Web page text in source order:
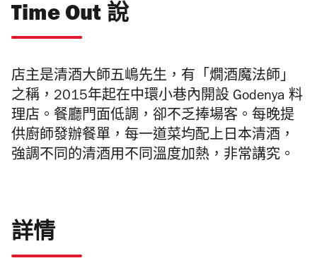
Time Out 說
店主是清酒大師五嶋先生，有「燗酒魔法師」
之稱， 2015年起在中環小巷內開設 Godenya 料
理店 。餐廳門面低調，卻不乏捧場客。每晚提
供廚師發辦餐單，每一道菜均配上日本清酒，
強調不同的清酒用不同溫度加熱，非常講究。
詳情